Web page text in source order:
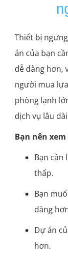
Thiết bị
án của bạn
dễ dàng hơn,
người mua
phòng lạnh
dịch vụ lâu
Bạn nên
Bạn cần
thấp.
Bạn
dàng
Dự án
hơn.